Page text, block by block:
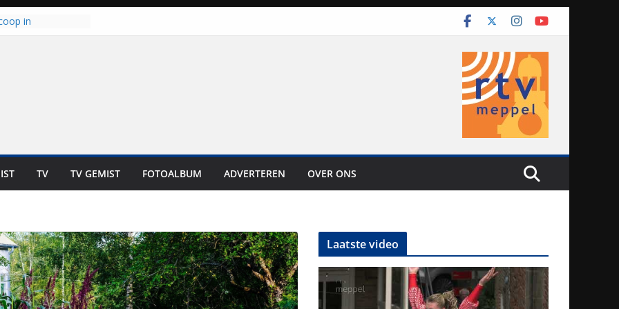
in
niet in geld uit te
warme dagen
Mokum
TV TV GEMIST FOTOALBUM ADVERTEREN OVER ONS
Laatste video